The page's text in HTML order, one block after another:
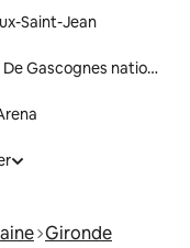
Saint-Jean
Landes De Gascognes nationalpark
Gironde